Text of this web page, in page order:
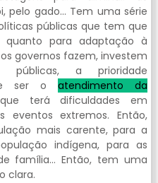
pelo gado… Tem uma série
públicas que tem que
para adaptação à
governos fazem, investem
públicas, a prioridade
ser o atendimento da
terá dificuldades em
eventos extremos. Então,
mais carente, para a
indígena, para as
família… Então, tem uma
clara.